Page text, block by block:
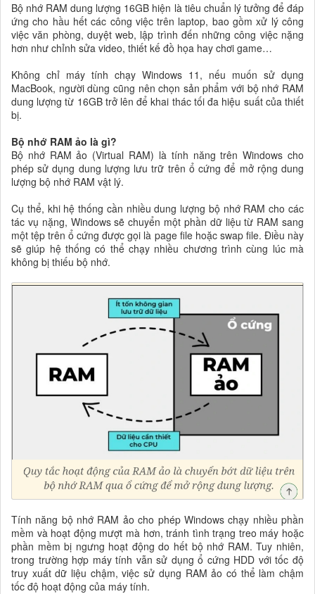
Bộ nhớ RAM dung lượng 16GB hiện là tiêu chuẩn lý tưởng để đáp
ứng cho hầu hết các công việc trên laptop, bao gồm xử lý công
việc văn phòng, duyệt web, lập trình đến những công việc nặng
hơn như chỉnh sửa video, thiết kế đồ họa hay chơi game…
Không chỉ máy tính chạy Windows 11, nếu muốn sử dụng
MacBook, người dùng cũng nên chọn sản phẩm với bộ nhớ RAM
dung lượng từ 16GB trở lên để khai thác tối đa hiệu suất của thiết
bị.
Bộ nhớ RAM ảo là gì?
Bộ nhớ RAM ảo (Virtual RAM) là tính năng trên Windows cho
phép sử dụng dung lượng lưu trữ trên ổ cứng để mở rộng dung
lượng bộ nhớ RAM vật lý.
Cụ thể, khi hệ thống cần nhiều dung lượng bộ nhớ RAM cho các
tác vụ nặng, Windows sẽ chuyển một phần dữ liệu từ RAM sang
một tệp trên ổ cứng được gọi là page file hoặc swap file. Điều này
sẽ giúp hệ thống có thể chạy nhiều chương trình cùng lúc mà
không bị thiếu bộ nhớ.
Tính năng bộ nhớ RAM ảo cho phép Windows chạy nhiều phần
mềm và hoạt động mượt mà hơn, tránh tình trạng treo máy hoặc
phần mềm bị ngưng hoạt động do hết bộ nhớ RAM. Tuy nhiên,
trong trường hợp máy tính vẫn sử dụng ổ cứng HDD với tốc độ
truy xuất dữ liệu chậm, việc sử dụng RAM ảo có thể làm chậm
tốc độ hoạt động của máy tính.